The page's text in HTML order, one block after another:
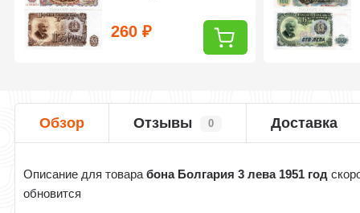
260₽
Обзор Отзывы 0 Доставка
Описание для товарабона Болгария 3 лева 1951 год
обновится